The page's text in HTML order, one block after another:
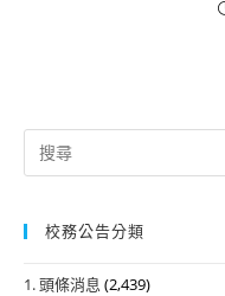
Search
for:
校務公告分類
1. 頭條消息 (2,439)